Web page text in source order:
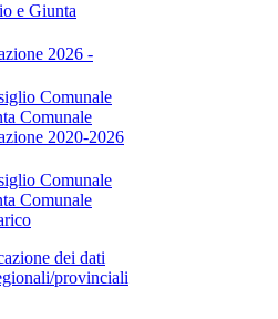
e Giunta
2026 -
Comunale
Comunale
2020-2026
Comunale
Comunale
dei dati
provinciali